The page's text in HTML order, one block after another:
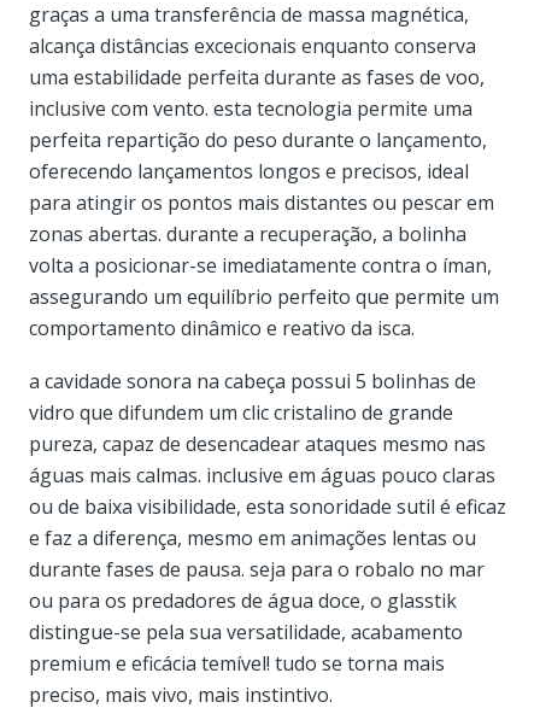
graças a uma transferência de massa magnética,
alcança distâncias excecionais enquanto conserva
uma estabilidade perfeita durante as fases de voo,
inclusive com vento. esta tecnologia permite uma
perfeita repartição do peso durante o lançamento,
oferecendo lançamentos longos e precisos, ideal
para atingir os pontos mais distantes ou pescar em
zonas abertas. durante a recuperação, a bolinha
volta a posicionar-se imediatamente contra o íman,
assegurando um equilíbrio perfeito que permite um
comportamento dinâmico e reativo da isca.
a cavidade sonora na cabeça possui 5 bolinhas de
vidro que difundem um clic cristalino de grande
pureza, capaz de desencadear ataques mesmo nas
águas mais calmas. inclusive em águas pouco claras
ou de baixa visibilidade, esta sonoridade sutil é eficaz
e faz a diferença, mesmo em animações lentas ou
durante fases de pausa. seja para o robalo no mar
ou para os predadores de água doce, o glasstik
distingue-se pela sua versatilidade, acabamento
premium e eficácia temível! tudo se torna mais
preciso, mais vivo, mais instintivo.